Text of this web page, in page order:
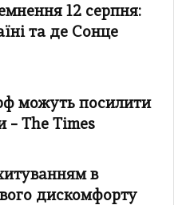
12 серпня:
та де Сонце
можуть посилити
– The Times
в
дискомфорту